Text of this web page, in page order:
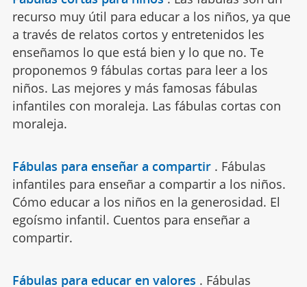
recurso muy útil para educar a los niños, ya que
a través de relatos cortos y entretenidos les
enseñamos lo que está bien y lo que no. Te
proponemos 9 fábulas cortas para leer a los
niños. Las mejores y más famosas fábulas
infantiles con moraleja. Las fábulas cortas con
moraleja.
Fábulas para enseñar a compartir . Fábulas
infantiles para enseñar a compartir a los niños.
Cómo educar a los niños en la generosidad. El
egoísmo infantil. Cuentos para enseñar a
compartir.
Fábulas para educar en valores . Fábulas